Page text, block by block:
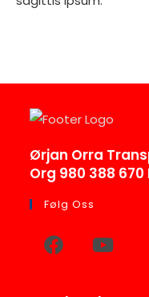
Ørjan Orra
Org 980 388 670
Følg Oss